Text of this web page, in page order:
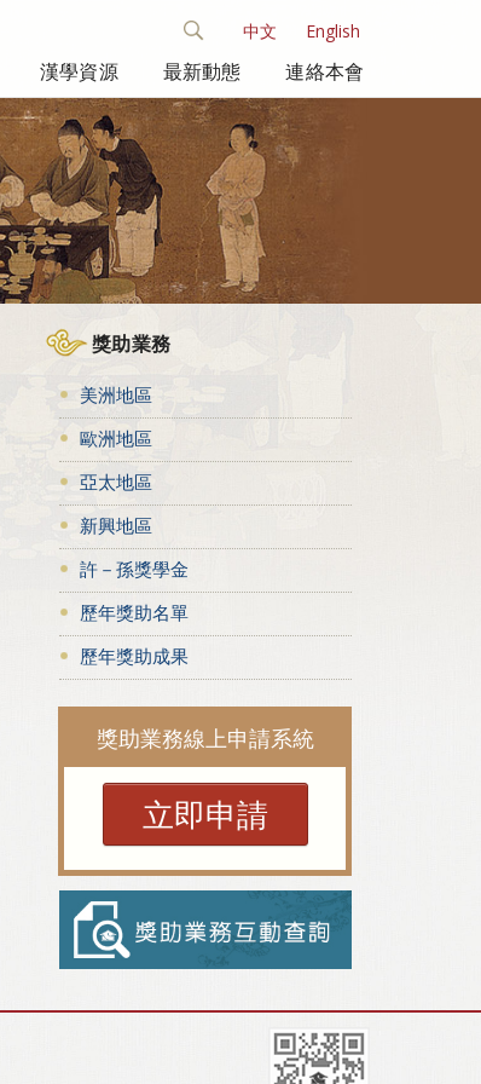
中文 English
漢學資源 最新動態 連絡本會
獎助業務
美洲地區
歐洲地區
亞太地區
新興地區
許－孫獎學金
歷年獎助名單
歷年獎助成果
獎助業務線上申請系統
立即申請